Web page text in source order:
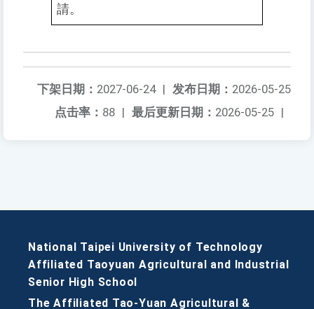
請。
发布日期： 2026-05-25
下架日期： 2027-06-24 |
最后更新日期： 2026-05-25 |
点击率： 88 |
National Taipei University of Technology
Affiliated Taoyuan Agricultural and Industrial
Senior High School
The Affiliated Tao-Yuan Agricultural &